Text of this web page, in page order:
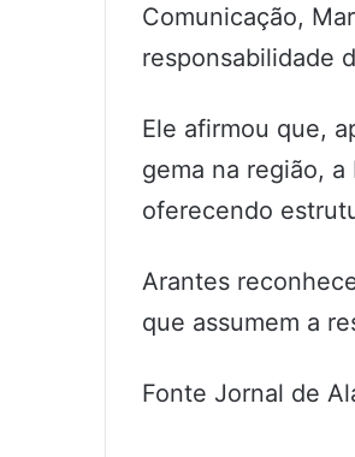
Comunicação,
responsabilidade
Ele afirmou que,
gema na região,
oferecendo
Arantes
que assumem a
Fonte Jornal de